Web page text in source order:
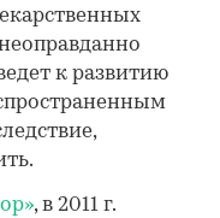
к развитию
, в 2011 г.